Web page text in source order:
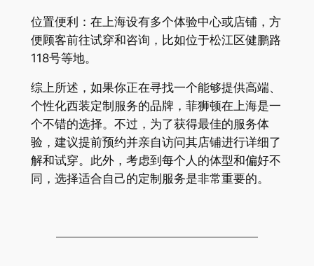
位置便利：在上海设有多个体验中心或店铺，方
便顾客前往试穿和咨询，比如位于松江区健鹏路
118号等地。
综上所述，如果你正在寻找一个能够提供高端、
个性化西装定制服务的品牌，菲狮顿在上海是一
个不错的选择。不过，为了获得最佳的服务体
验，建议提前预约并亲自访问其店铺进行详细了
解和试穿。此外，考虑到每个人的体型和偏好不
同，选择适合自己的定制服务是非常重要的。